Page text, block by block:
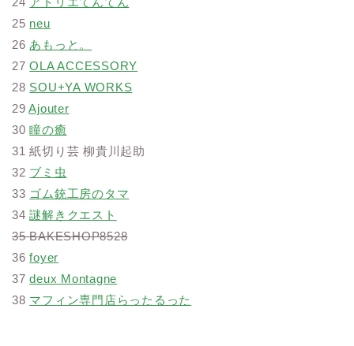
25 neu
26 あもっと。
27OLA ACCESSORY
28 SOU+YA WORKS
29Ajouter
30瞳の癒
31 紙切り芸 柳貴川起助
32 ブミ虫
33 ゴム銃工房のタマ
34謎解きクエスト
35 BAKESHOP8528
36foyer
37deux Montagne
38 マフィン専門店らったるった